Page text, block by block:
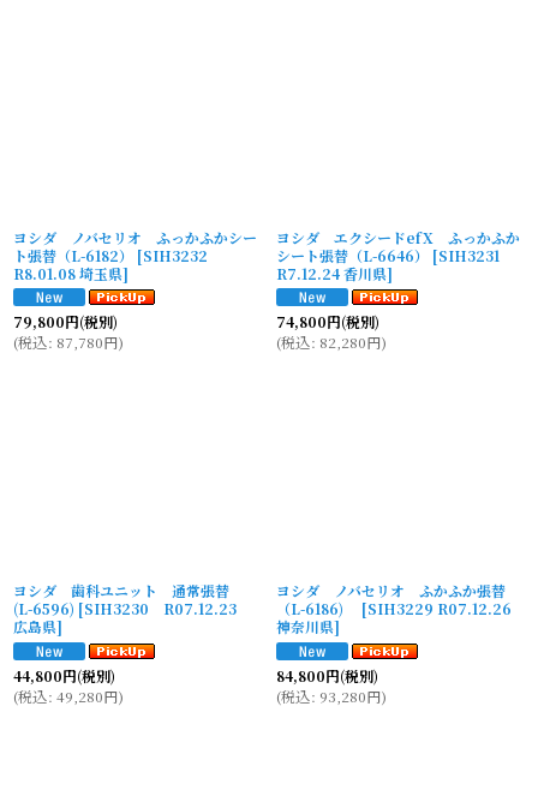
ヨシダ ノバセリオ ふっかふかシー
ト張替（L-6182）
[SIH3232
R8.01.08 埼玉県]
79,800円(税別)
(税込: 87,780円)
ヨシダ エクシードefX ふっかふか
シート張替（L-6646）
[SIH3231
R7.12.24 香川県]
74,800円(税別)
(税込: 82,280円)
ヨシダ 歯科ユニット 通常張替
(L-6596) [SIH3230 R07.12.23
広島県]
44,800円(税別)
(税込: 49,280円)
ヨシダ ノバセリオ ふかふか張替
（L-6186)
[SIH3229 R07.12.26
神奈川県]
84,800円(税別)
(税込: 93,280円)